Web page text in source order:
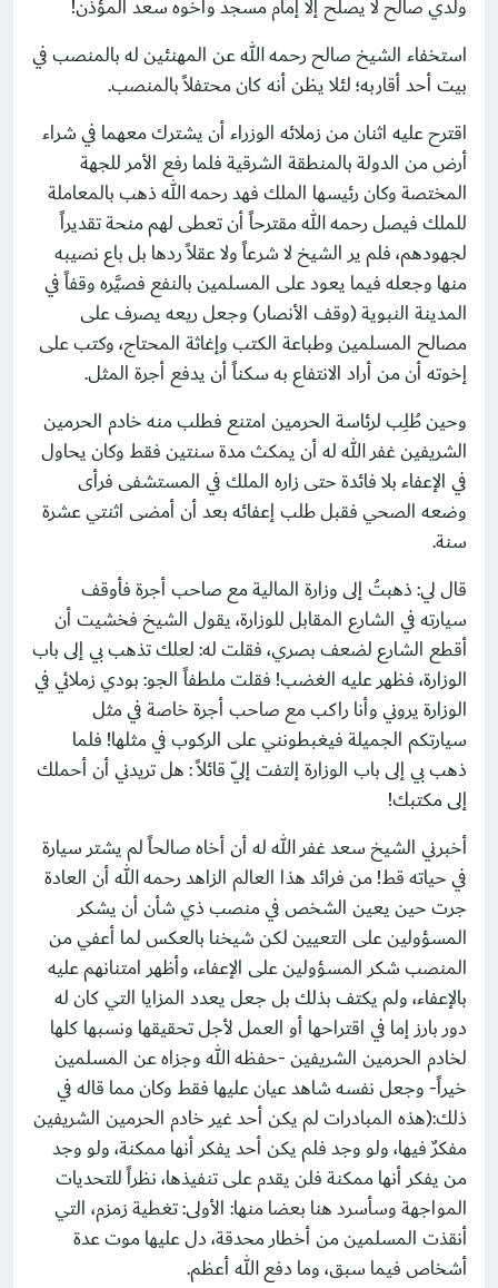
ولدي صالح لا يصلح إلا إمام مسجد وأخوه سعد المؤذن!
استخفاء الشيخ صالح رحمه الله عن المهنئين له بالمنصب في
بيت أحد أقاربه؛ لئلا يظن أنه كان محتفلاً بالمنصب.
اقترح عليه اثنان من زملائه الوزراء أن يشترك معهما في شراء
أرض من الدولة بالمنطقة الشرقية فلما رفع الأمر للجهة
المختصة وكان رئيسها الملك فهد رحمه الله ذهب بالمعاملة
للملك فيصل رحمه الله مقترحاً أن تعطى لهم منحة تقديراً
لجهودهم، فلم ير الشيخ لا شرعاً ولا عقلاً ردها بل باع نصيبه
منها وجعله فيما يعود على المسلمين بالنفع فصيَّره وقفاً في
المدينة النبوية (وقف الأنصار) وجعل ريعه يصرف على
مصالح المسلمين وطباعة الكتب وإغاثة المحتاج، وكتب على
إخوته أن من أراد الانتفاع به سكناً أن يدفع أجرة المثل.
وحين طُلِب لرئاسة الحرمين امتنع فطلب منه خادم الحرمين
الشريفين غفر الله له أن يمكث مدة سنتين فقط وكان يحاول
في الإعفاء بلا فائدة حتى زاره الملك في المستشفى فرأى
وضعه الصحي فقبل طلب إعفائه بعد أن أمضى اثنتي عشرة
سنة.
قال لي: ذهبتُ إلى وزارة المالية مع صاحب أجرة فأوقف
سيارته في الشارع المقابل للوزارة، يقول الشيخ فخشيت أن
أقطع الشارع لضعف بصري، فقلت له: لعلك تذهب بي إلى باب
الوزارة، فظهر عليه الغضب! فقلت ملطفاً الجو: بودي زملائي في
الوزارة يروني وأنا راكب مع صاحب أجرة خاصة في مثل
سيارتكم الجميلة فيغبطونني على الركوب في مثلها! فلما
ذهب بي إلى باب الوزارة إلتفت إليّ قائلاً : هل تريدني أن أحملك
إلى مكتبك!
أخبرني الشيخ سعد غفر الله له أن أخاه صالحاً لم يشتر سيارة
في حياته قط! من فرائد هذا العالم الزاهد رحمه الله أن العادة
جرت حين يعين الشخص في منصب ذي شأن أن يشكر
المسؤولين على التعيين لكن شيخنا بالعكس لما أعفي من
المنصب شكر المسؤولين على الإعفاء، وأظهر امتنانهم عليه
بالإعفاء، ولم يكتف بذلك بل جعل يعدد المزايا التي كان له
دور بارز إما في اقتراحها أو العمل لأجل تحقيقها ونسبها كلها
لخادم الحرمين الشريفين -حفظه الله وجزاه عن المسلمين
خيراً- وجعل نفسه شاهد عيان عليها فقط وكان مما قاله في
ذلك:(هذه المبادرات لم يكن أحد غير خادم الحرمين الشريفين
مفكرٌ فيها، ولو وجد فلم يكن أحد يفكر أنها ممكنة، ولو وجد
من يفكر أنها ممكنة فلن يقدم على تنفيذها، نظراً للتحديات
المواجهة وسأسرد هنا بعضا منها: الأولى: تغطية زمزم، التي
أنقذت المسلمين من أخطار محدقة، دل عليها موت عدة
أشخاص فيما سبق، وما دفع الله أعظم.